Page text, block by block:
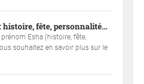
histoire, fête, personnalité…
Esha (histoire, fête,
souhaitez en savoir plus sur le